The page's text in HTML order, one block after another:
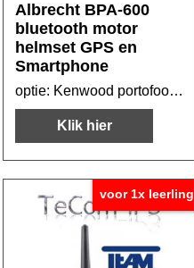
Albrecht BPA-600
bluetooth motor
helmset GPS en
Smartphone
optie: Kenwood portofoon kabel met PTT stuur schakelaar
Klik hier
voor 1x leerling